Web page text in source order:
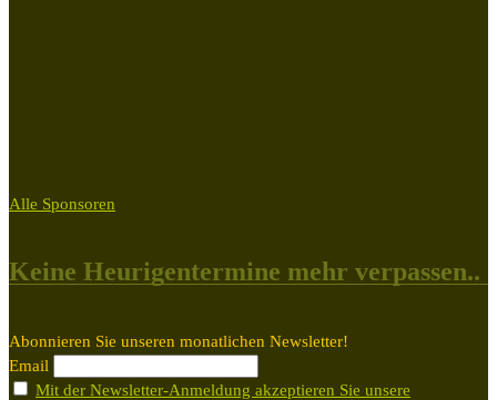
Alle Sponsoren
Keine Heurigentermine mehr verpassen..
Abonnieren Sie unseren monatlichen Newsletter!
Email
Mit der Newsletter-Anmeldung akzeptieren Sie unsere